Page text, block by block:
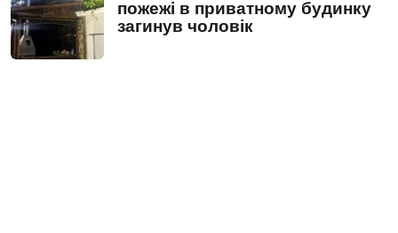
пожежі в приватному будинку
загинув чоловік